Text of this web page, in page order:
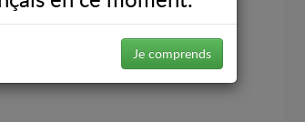
Je comprends